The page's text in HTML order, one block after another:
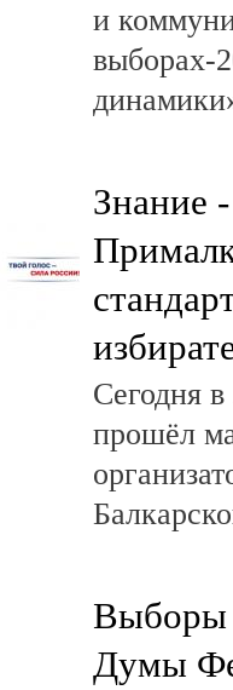
и
выборах-
Знание
Сегодня
прошёл
Выборы
Думы